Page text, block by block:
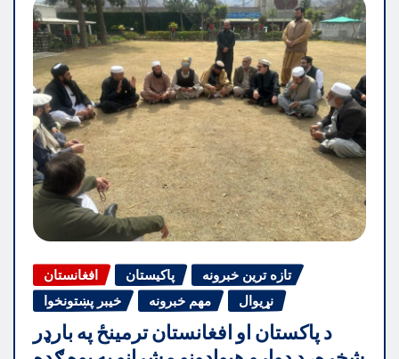
افغانستان پاکیستان
تازه ترین خبرونه
خیبر پښتونخوا
مهم خبرونه نړیوال
د پاکستان او افغانستان ترمینځ په بارډر